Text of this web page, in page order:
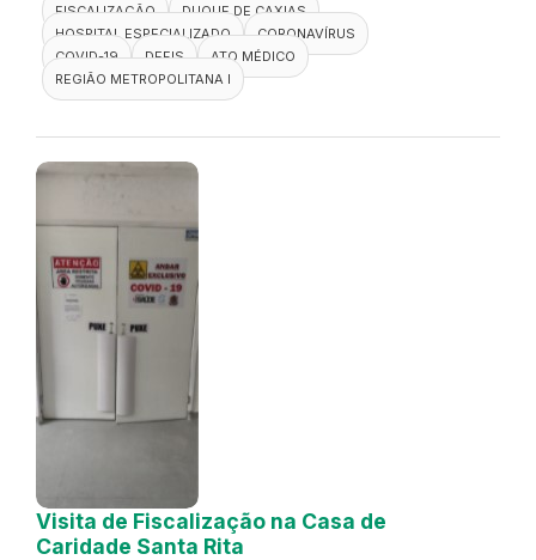
FISCALIZAÇÃO
DUQUE DE CAXIAS
HOSPITAL ESPECIALIZADO
CORONAVÍRUS
COVID-19
DEFIS
ATO MÉDICO
REGIÃO METROPOLITANA I
Visita de Fiscalização na Casa de
Caridade Santa Rita